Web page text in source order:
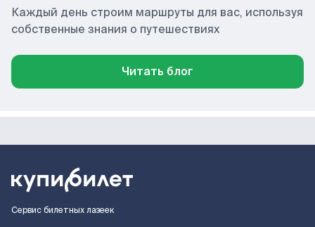
Каждый день строим маршруты для вас, используя
собственные знания о путешествиях
Читать блог
Сервис билетных лазеек